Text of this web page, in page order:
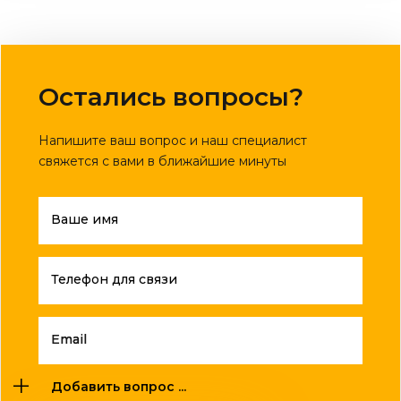
Остались вопросы?
Напишите ваш вопрос и наш специалист
свяжется с вами в ближайшие минуты
Ваше имя
Телефон для связи
Email
Добавить вопрос ...